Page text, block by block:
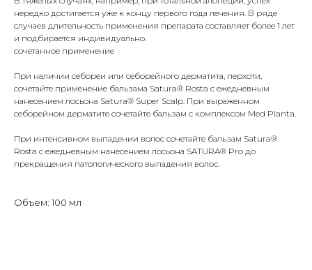
нередко достигается уже к концу первого года лечения. В ряде
случаев длительность применения препарата составляет более 1 лет
и подбирается индивидуально.
сочетанное применение
При наличии себореи или себорейного дерматита, перхоти,
сочетайте применение бальзама Satura® Rosta с ежедневным
нанесением лосьона Satura® Super Scalp. При выраженном
себорейном дерматите сочетайте бальзам с комплексом Med Planta.
При интенсивном выпадении волос сочетайте бальзам Satura®
Rosta с ежедневным нанесением лосьона SATURA® Pro до
прекращения патологического выпадения волос.
Объем: 100 мл